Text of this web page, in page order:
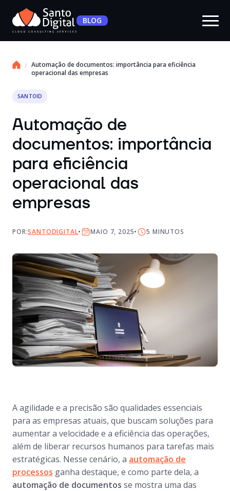
BLOG
Automação de documentos: importância para eficiência
operacional das empresas
SANTOID
Automação de
documentos: importância
para eficiência
operacional das
empresas
POR:SANTODIGITAL MAIO 7, 2025 5 MINUTOS
A agilidade e a precisão são qualidades essenciais
para as empresas atuais, que buscam soluções para
aumentar a velocidade e a eficiência das operações,
além de liberar recursos humanos para tarefas mais
estratégicas. Nesse cenário, a automação de
processos ganha destaque, e como parte dela, a
automação de documentos se mostra uma das